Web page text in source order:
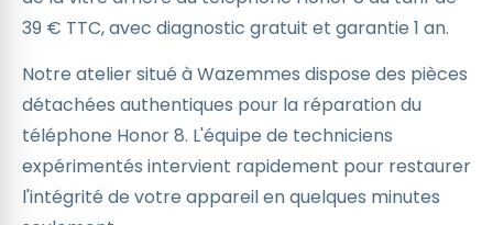
39 € TTC, avec diagnostic gratuit et garantie 1 an.
Notre atelier situé à Wazemmes dispose des pièces
détachées authentiques pour la réparation du
téléphone Honor 8. L'équipe de techniciens
expérimentés intervient rapidement pour restaurer
l'intégrité de votre appareil en quelques minutes